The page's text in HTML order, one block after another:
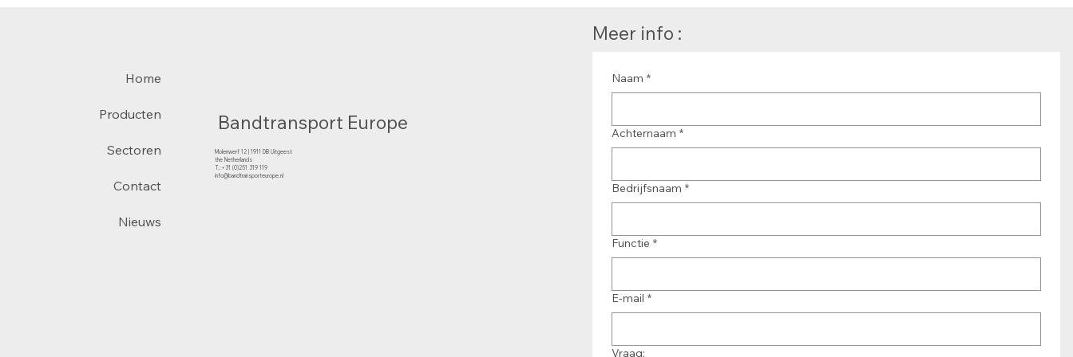
Bandtransport Europe
Molenwerf 12 | 1911 DB Uitgeest
the Netherlands
T.:+31 (0)251 319 119
info@bandtransporteurope.nl
Home
Producten
Sectoren
Contact
Nieuws
Meer info :
Naam *
Achternaam *
Bedrijfsnaam *
Functie *
E-mail *
Vraag: